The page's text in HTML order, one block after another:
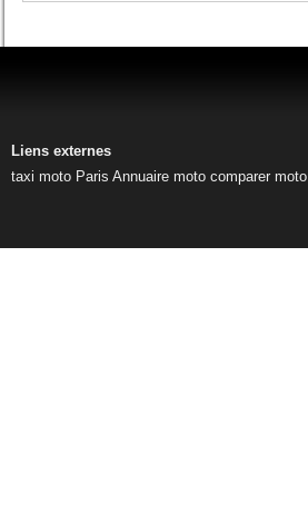
Liens externes
taxi moto Paris Annuaire moto comparer moto